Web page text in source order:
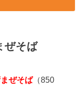
ぜそば
ぜそば（850